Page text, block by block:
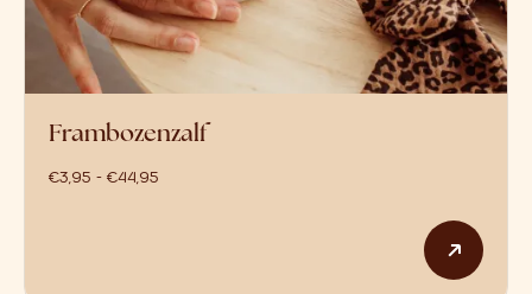
Frambozenzalf
€3,95 - €44,95
Dit